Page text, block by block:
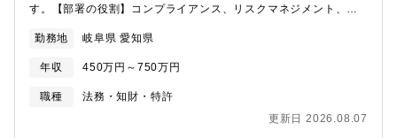
す。【部署の役割】コンプライアンス、リスクマネジメント、危
して、下記の業務をお任せします。・契約書類の作成、内容チェ
ックおよび契約交渉に関する業務・株主総会全般に関する業務・
コーポレート、ガバナンス全般に関する業務・コンプライアンス
（人権含む）の浸透、定着に関する業務※業務割合は、契約法務
をお任せします【魅力】・M&Aやガバナンス等、企業経営の中枢
勤務地 岐阜県 愛知県
年収 450万円～750万円
職種
法務・知財・特許
更新日 2026.08.07